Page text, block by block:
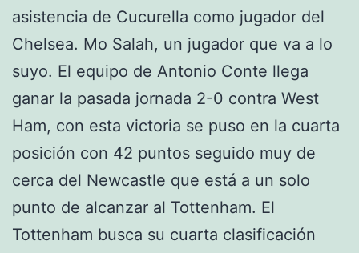
asistencia de Cucurella como jugador del
Chelsea. Mo Salah, un jugador que va a lo
suyo. El equipo de Antonio Conte llega
ganar la pasada jornada 2-0 contra West
Ham, con esta victoria se puso en la cuarta
posición con 42 puntos seguido muy de
cerca del Newcastle que está a un solo
punto de alcanzar al Tottenham. El
Tottenham busca su cuarta clasificación